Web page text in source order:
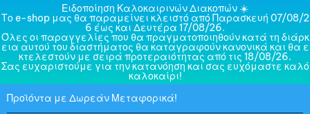
Ειδοποίηση Καλοκαιρινών Διακοπών ☀️
Το e-shop μας θα παραμείνει κλειστό από Παρασκευή 07/08/2
6 έως και Δευτέρα 17/08/26.
Όλες οι παραγγελίες που θα πραγματοποιηθούν κατά τη διάρκ
εια αυτού του διαστήματος θα καταγραφούν κανονικά και θα ε
κτελεστούν με σειρά προτεραιότητας από τις 18/08/26.
Σας ευχαριστούμε για την κατανόηση και σας ευχόμαστε καλό
καλοκαίρι!
Προϊόντα με Δωρεάν Μεταφορικά!